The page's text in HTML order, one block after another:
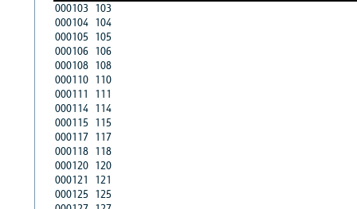
000103 103
000104 104
000105 105
000106 106
000108 108
000110 110
000111
111
000114 114
000115 115
000117 117
000118 118
000120 120
000121
121
000125 125